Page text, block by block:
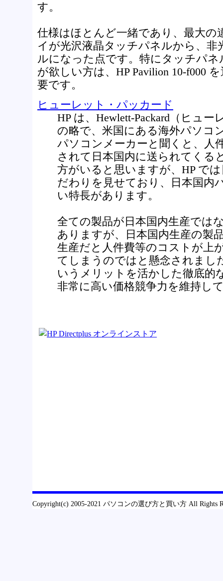
す。
仕様はほとんど一緒であり、最大の
イが光沢液晶タッチパネルから、非
ルになった点です。特にタッチパ
が欲しい方は、HP Pavilion 10-f000
要です。
ヒューレット・パッカード
HP は、Hewlett-Packard（ヒュ
の略で、米国にある海外パソコ
パソコンメーカーと聞くと、人
されて日本国内に送られてくる
方がいると思いますが、HP で
だわりを見せており、日本国内
い特長があります。
全ての製品が日本国内生産では
ありますが、日本国内生産の製
生産だと人件費等のコストが上
てしまうのではと懸念されまし
いうメリットを活かした徹底的
非常に高い価格競争力を維持し
Copyright(c) 2005-2021 パソコンの選び方と買い方 All Rights